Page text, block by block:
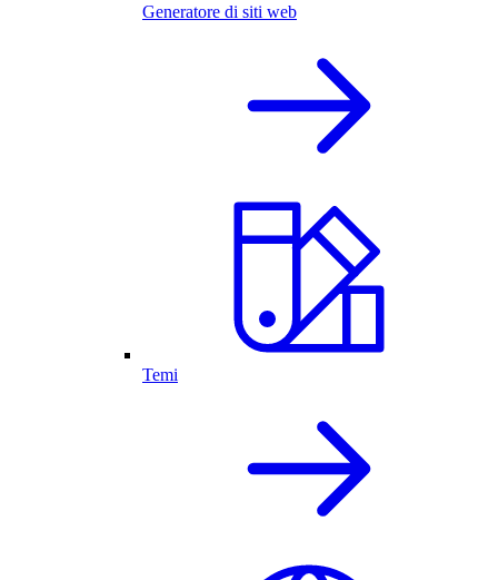
Generatore di siti web
Temi